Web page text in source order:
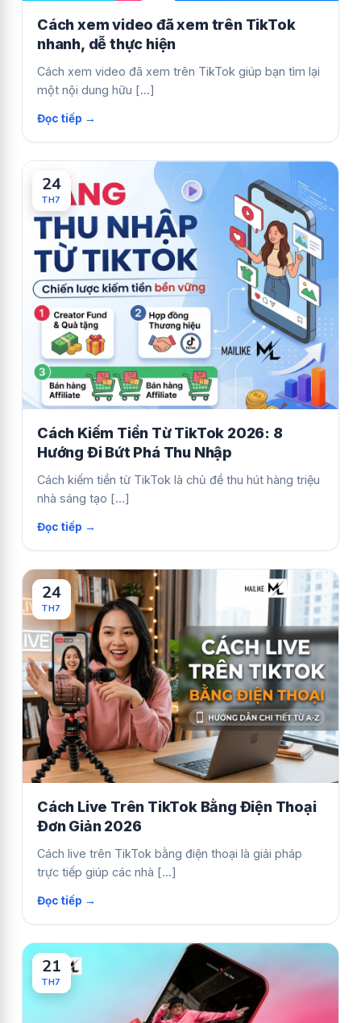
Cách xem video đã xem trên TikTok
nhanh, dễ thực hiện
Cách xem video đã xem trên TikTok giúp bạn tìm lại
một nội dung hữu [...]
Cách Kiếm Tiền Từ TikTok 2026: 8
Hướng Đi Bứt Phá Thu Nhập
Cách kiếm tiền từ TikTok là chủ đề thu hút hàng triệu
nhà sáng tạo [...]
24
TH7
Cách Live Trên TikTok Bằng Điện Thoại
Đơn Giản 2026
Cách live trên TikTok bằng điện thoại là giải pháp
trực tiếp giúp các nhà [...]
24
TH7
21
TH7